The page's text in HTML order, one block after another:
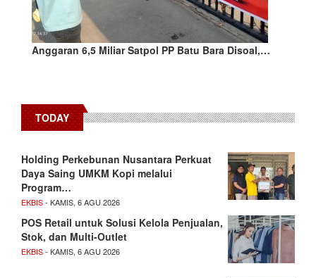
Anggaran 6,5 Miliar Satpol PP Batu Bara Disoal,…
TODAY
Holding Perkebunan Nusantara Perkuat
Daya Saing UMKM Kopi melalui
Program…
EKBIS- KAMIS, 6 AGU 2026
POS Retail untuk Solusi Kelola Penjualan,
Stok, dan Multi-Outlet
EKBIS- KAMIS, 6 AGU 2026